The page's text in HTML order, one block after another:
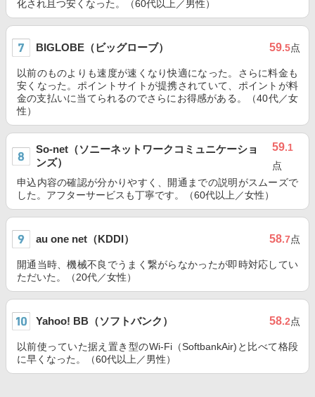
化され且つ安くなった。（60代以上／男性）
BIGLOBE（ビッグローブ） 59.5点
以前のものよりも速度が速くなり快適になった。さらに料金も
安くなった。ポイントサイトが提携されていて、ポイントが料
金の支払いに当てられるのでさらにお得感がある。（40代／女
性）
So-net（ソニーネットワークコミュニケーショ
ンズ）
59.1
点
申込内容の確認が分かりやすく、開通までの説明がスムーズで
した。アフターサービスも丁寧です。（60代以上／女性）
au one net（KDDI） 58.7点
開通当時、機械不良でうまく繋がらなかったが即時対応してい
ただいた。（20代／女性）
Yahoo! BB（ソフトバンク） 58.2点
以前使っていた据え置き型のWi-Fi（SoftbankAir)と比べて格段
に早くなった。（60代以上／男性）